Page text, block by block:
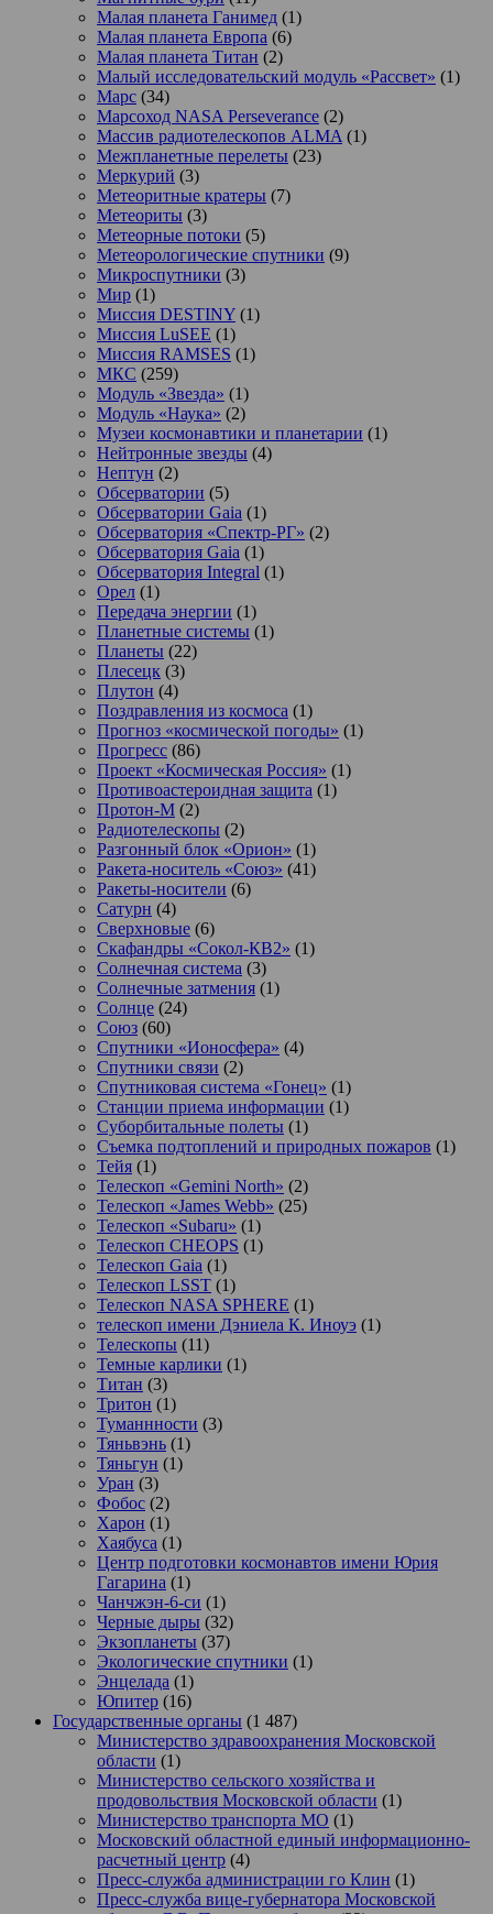
Малая планета Ганимед (1)
Малая планета Европа (6)
Малая планета Титан (2)
Малый исследовательский модуль «Рассвет» (1)
Марс (34)
Марсоход NASA Perseverance (2)
Массив радиотелескопов ALMA (1)
Межпланетные перелеты (23)
Меркурий (3)
Метеоритные кратеры (7)
Метеориты (3)
Метеорные потоки (5)
Метеорологические спутники (9)
Микроспутники (3)
Мир (1)
Миссия DESTINY (1)
Миссия LuSEE (1)
Миссия RAMSES (1)
МКС (259)
Модуль «Звезда» (1)
Модуль «Наука» (2)
Музеи космонавтики и планетарии (1)
Нейтронные звезды (4)
Нептун (2)
Обсерватории (5)
Обсерватории Gaia (1)
Обсерватория «Спектр-РГ» (2)
Обсерватория Gaia (1)
Обсерватория Integral (1)
Орел (1)
Передача энергии (1)
Планетные системы (1)
Планеты (22)
Плесецк (3)
Плутон (4)
Поздравления из космоса (1)
Прогноз «космической погоды» (1)
Прогресс (86)
Проект «Космическая Россия» (1)
Противоастероидная защита (1)
Протон-М (2)
Радиотелескопы (2)
Разгонный блок «Орион» (1)
Ракета-носитель «Союз» (41)
Ракеты-носители (6)
Сатурн (4)
Сверхновые (6)
Скафандры «Сокол-КВ2» (1)
Солнечная система (3)
Солнечные затмения (1)
Солнце (24)
Союз (60)
Спутники «Ионосфера» (4)
Спутники связи (2)
Спутниковая система «Гонец» (1)
Станции приема информации (1)
Суборбитальные полеты (1)
Съемка подтоплений и природных пожаров (1)
Тейя (1)
Телескоп «Gemini North» (2)
Телескоп «James Webb» (25)
Телескоп «Subaru» (1)
Телескоп CHEOPS (1)
Телескоп Gaia (1)
Телескоп LSST (1)
Телескоп NASA SPHERE (1)
телескоп имени Дэниела К. Иноуэ (1)
Телескопы (11)
Темные карлики (1)
Титан (3)
Тритон (1)
Туманнности (3)
Тяньвэнь (1)
Тяньгун (1)
Уран (3)
Фобос (2)
Харон (1)
Хаябуса (1)
Центр подготовки космонавтов имени Юрия
Гагарина (1)
Чанчжэн-6-си (1)
Черные дыры (32)
Экзопланеты (37)
Экологические спутники (1)
Энцелада (1)
Юпитер (16)
Государственные органы (1 487)
Министерство здравоохранения Московской
области (1)
Министерство сельского хозяйства и
продовольствия Московской области (1)
Министерство транспорта МО (1)
Московский областной единый информационно-
расчетный центр (4)
Пресс-служба администрации го Клин (1)
Пресс-служба вице-губернатора Московской